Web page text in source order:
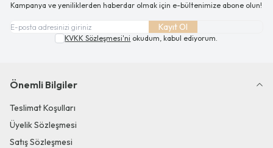
Kampanya ve yeniliklerden haberdar olmak için e-bültenimize abone olun!
Kayıt Ol
KVKK Sözleşmesi'ni okudum, kabul ediyorum.
Önemli Bilgiler
Teslimat Koşulları
Üyelik Sözleşmesi
Satış Sözleşmesi